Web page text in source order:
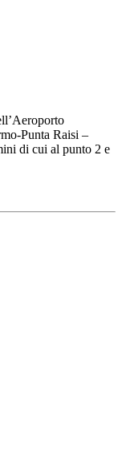
Punta Raisi –
di cui al punto 2 e